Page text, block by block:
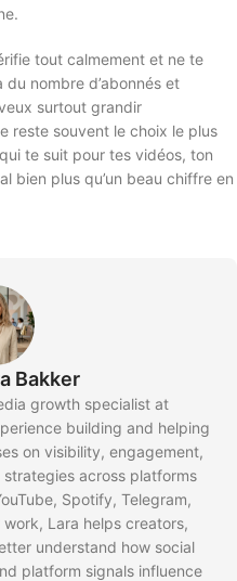
tout calmement et ne te
nombre d’abonnés et
surtout grandir
reste souvent le choix le plus
te suit pour tes vidéos, ton
bien plus qu’un beau chiffre en
Bakker
growth specialist at
building and helping
on visibility, engagement,
across platforms
Spotify, Telegram,
Lara helps creators,
understand how social
platform signals influence